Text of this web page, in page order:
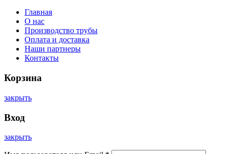
Главная
О нас
Производство трубы
Оплата и доставка
Наши партнеры
Контакты
Корзина
закрыть
Вход
закрыть